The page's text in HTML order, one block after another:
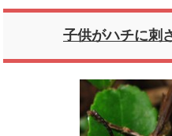
子供がハチに刺